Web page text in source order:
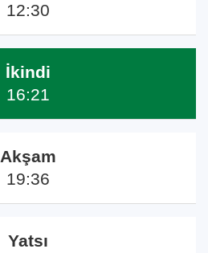
12:30
İkindi
16:21
Akşam
19:36
Yatsı